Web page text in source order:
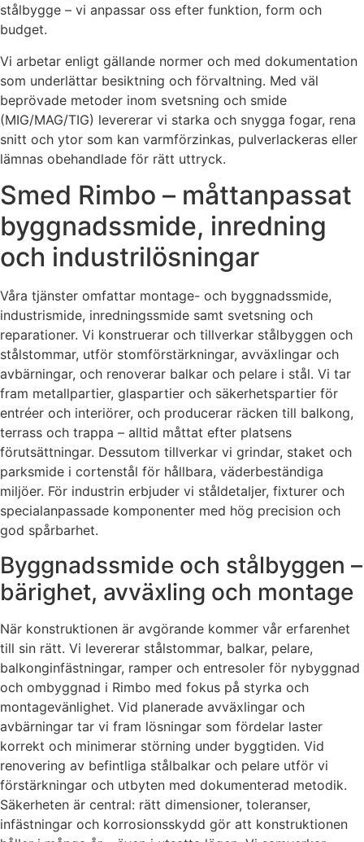
stålbygge – vi anpassar oss efter funktion, form och
budget.
Vi arbetar enligt gällande normer och med dokumentation
som underlättar besiktning och förvaltning. Med väl
beprövade metoder inom svetsning och smide
(MIG/MAG/TIG) levererar vi starka och snygga fogar, rena
snitt och ytor som kan varmförzinkas, pulverlackeras eller
lämnas obehandlade för rätt uttryck.
Smed Rimbo – måttanpassat
byggnadssmide, inredning
och industrilösningar
Våra tjänster omfattar montage- och byggnadssmide,
industrismide, inredningssmide samt svetsning och
reparationer. Vi konstruerar och tillverkar stålbyggen och
stålstommar, utför stomförstärkningar, avväxlingar och
avbärningar, och renoverar balkar och pelare i stål. Vi tar
fram metallpartier, glaspartier och säkerhetspartier för
entréer och interiörer, och producerar räcken till balkong,
terrass och trappa – alltid måttat efter platsens
förutsättningar. Dessutom tillverkar vi grindar, staket och
parksmide i cortenstål för hållbara, väderbeständiga
miljöer. För industrin erbjuder vi ståldetaljer, fixturer och
specialanpassade komponenter med hög precision och
god spårbarhet.
Byggnadssmide och stålbyggen –
bärighet, avväxling och montage
När konstruktionen är avgörande kommer vår erfarenhet
till sin rätt. Vi levererar stålstommar, balkar, pelare,
balkonginfästningar, ramper och entresoler för nybyggnad
och ombyggnad i Rimbo med fokus på styrka och
montagevänlighet. Vid planerade avväxlingar och
avbärningar tar vi fram lösningar som fördelar laster
korrekt och minimerar störning under byggtiden. Vid
renovering av befintliga stålbalkar och pelare utför vi
förstärkningar och utbyten med dokumenterad metodik.
Säkerheten är central: rätt dimensioner, toleranser,
infästningar och korrosionsskydd gör att konstruktionen